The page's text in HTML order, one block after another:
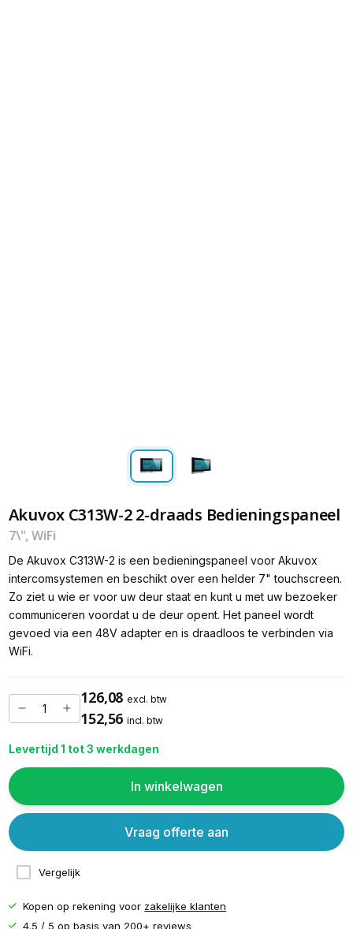
Akuvox C313W-2 2-draads Bedieningspaneel
7\", WiFi
De Akuvox C313W-2 is een bedieningspaneel voor Akuvox
intercomsystemen en beschikt over een helder 7" touchscreen.
Zo ziet u wie er voor uw deur staat en kunt u met uw bezoeker
communiceren voordat u de deur opent. Het paneel wordt
gevoed via een 48V adapter en is draadloos te verbinden via
WiFi.
126,08 excl. btw
152,56 incl. btw
Levertijd 1 tot 3 werkdagen
In winkelwagen
Vergelijk
Vraag offerte aan
Kopen op rekening voor zakelijke klanten
4.5 / 5 op basis van 200+ reviews